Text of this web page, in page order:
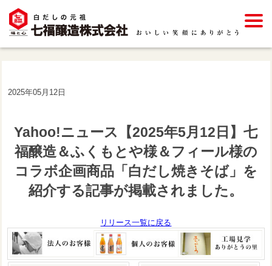
2025年05月12日
Yahoo!ニュース【2025年5月12日】七
福醸造＆ふくもとや様＆フィール様の
コラボ企画商品「白だし焼きそば」を
紹介する記事が掲載されました。
リリース一覧に戻る